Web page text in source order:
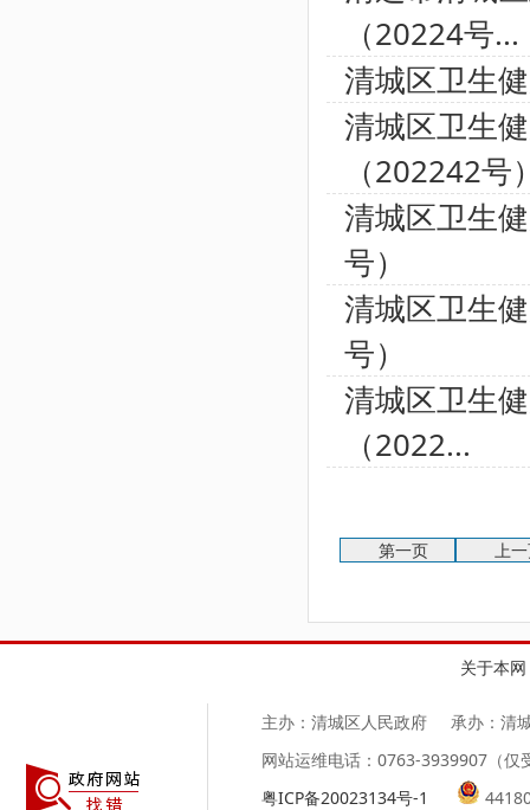
（20224号...
清城区卫生
清城区卫生
（202242号
清城区卫生
号）
清城区卫生
号）
清城区卫生
（2022...
第一页 上一
关于本网
主办：清城区人民政府
承办：清
网站运维电话：0763-3939907（仅
粤ICP备20023134号-1